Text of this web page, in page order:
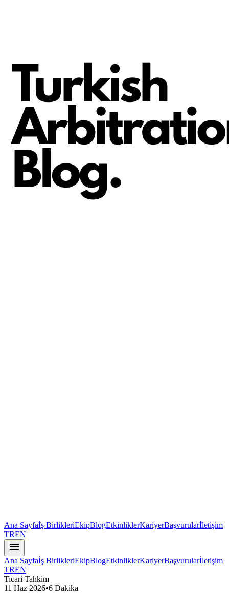
Ana Sayfaİş BirlikleriEkipBlogEtkinliklerKariyerBaşvurularİletişim
TREN
menu
Ana Sayfaİş BirlikleriEkipBlogEtkinliklerKariyerBaşvurularİletişim
TREN
Ticari Tahkim
11 Haz 2026•6 Dakika